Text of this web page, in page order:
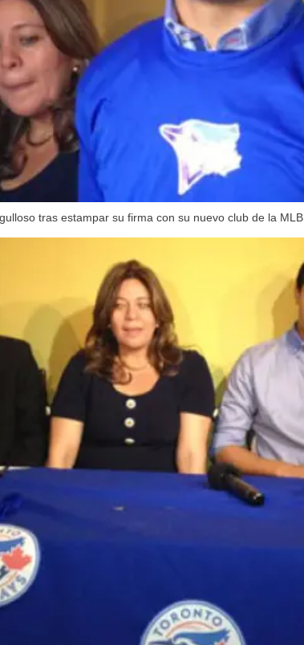
tras estampar su firma con su nuevo club de la MLB.